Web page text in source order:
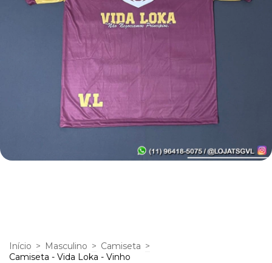
Início > Masculino > Camiseta >
Camiseta - Vida Loka - Vinho